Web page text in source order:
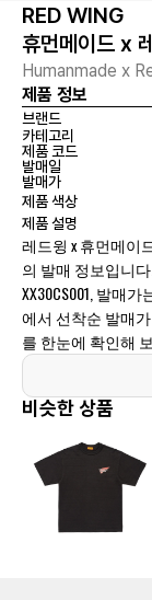
RED WING
휴먼메이드 x
Humanmade x
제품 정보
브랜드
카테고리
제품 코드
발매일
발매가
제품 색상
제품 설명
레드윙 x 휴먼메이
의 발매 정보입니
XX30CS001, 발매가
에서 선착순 발매
를 한눈에 확인해
비슷한 상품